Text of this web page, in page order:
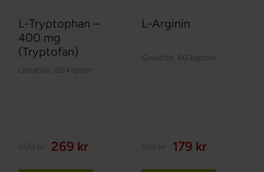
L-Tryptophan –
400 mg
(Tryptofan)
Greatlife 60 kapsler
269 kr
L-Arginin
Greatlife 60 kapsler
179 kr